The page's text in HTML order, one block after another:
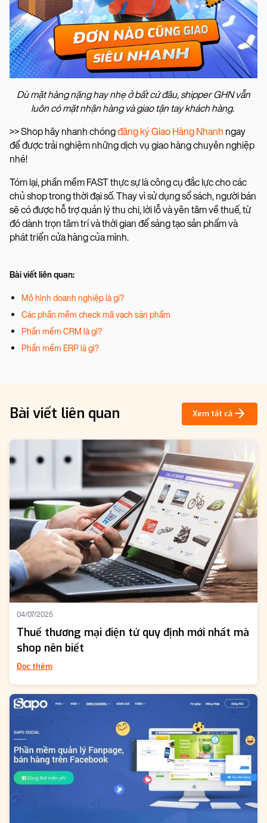
Dù mặt hàng nặng hay nhẹ ở bất cứ đâu, shipper GHN vẫn
luôn có mặt nhận hàng và giao tận tay khách hàng.
>> Shop hãy nhanh chóngđăng ký Giao Hàng Nhanh ngay
để được trải nghiệm những dịch vụ giao hàng chuyên nghiệp
nhé!
Tóm lại, phần mềm FAST thực sự là công cụ đắc lực cho các
chủ shop trong thời đại số. Thay vì sử dụng sổ sách, người bán
sẽ có được hỗ trợ quản lý thu chi, lời lỗ và yên tâm về thuế, từ
đó dành trọn tâm trí và thời gian để sáng tạo sản phẩm và
phát triển cửa hàng của mình.
Bài viết liên quan:
Mô hình doanh nghiệp là gì?
Các phần mềm check mã vạch sản phẩm
Phần mềm CRM là gì?
Phần mềm ERP là gì?
Bài viết liên quan Xem tất cả
04/07/2025
Thuế thương mại điện tử quy định mới nhất mà
shop nên biết
Đọc thêm